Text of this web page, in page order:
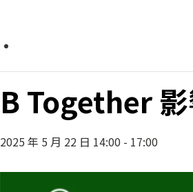
B Together
2025 年 5 月 22 日 14:00 - 17:00